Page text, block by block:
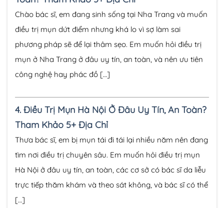
Chào bác sĩ, em đang sinh sống tại Nha Trang và muốn
điều trị mụn dứt điểm nhưng khá lo vì sợ làm sai
phương pháp sẽ để lại thâm sẹo. Em muốn hỏi điều trị
mụn ở Nha Trang ở đâu uy tín, an toàn, và nên ưu tiên
công nghệ hay phác đồ […]
4. Điều Trị Mụn Hà Nội Ở Đâu Uy Tín, An Toàn?
Tham Khảo 5+ Địa Chỉ
Thưa bác sĩ, em bị mụn tái đi tái lại nhiều năm nên đang
tìm nơi điều trị chuyên sâu. Em muốn hỏi điều trị mụn
Hà Nội ở đâu uy tín, an toàn, các cơ sở có bác sĩ da liễu
trực tiếp thăm khám và theo sát không, và bác sĩ có thể
[…]